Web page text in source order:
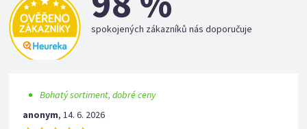
spokojených zákazníků nás doporučuje
Bohatý sortiment, dobré ceny
anonym,14. 6. 2026